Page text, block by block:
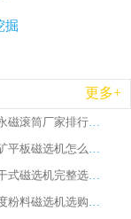
掘
更多+
2026 矿用永磁滚筒厂家排行榜选购指南，行业口碑领域强者华体会手机网页版-华体会(中国)
2026 钛铁矿平板磁选机怎么选 靠谱生产企业实力排行榜选购参考攻略
2026CTG 干式磁选机完整选购指南 行业口碑顶尖靠谱生产龙头厂家实力推荐
2026 高精度粉料磁选机选购全攻略 行业优质品牌华体会手机网页版-华体会(中国) 实力深度解析